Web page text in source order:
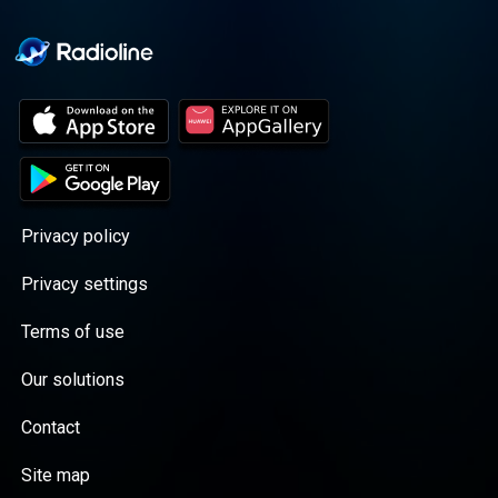
Privacy policy
Privacy settings
Terms of use
Our solutions
Contact
Site map